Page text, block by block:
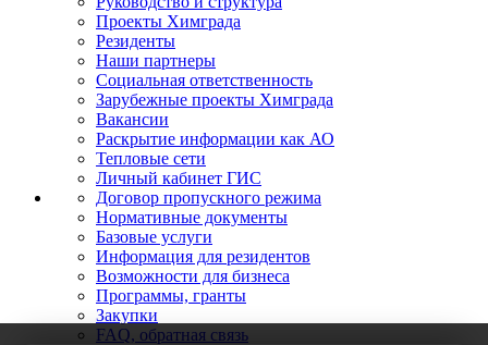
Проекты Химграда
Резиденты
Наши партнеры
Социальная ответственность
Зарубежные проекты Химграда
Вакансии
Раскрытие информации как АО
Тепловые сети
Личный кабинет ГИС
Договор пропускного режима
Нормативные документы
Базовые услуги
Информация для резидентов
Возможности для бизнеса
Программы, гранты
Закупки
FAQ, обратная связь